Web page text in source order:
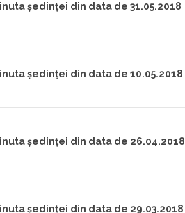
ședinței din data de 31.05.2018
ședinței din data de 10.05.2018
ședinței din data de 26.04.2018
ședinței din data de 29.03.2018